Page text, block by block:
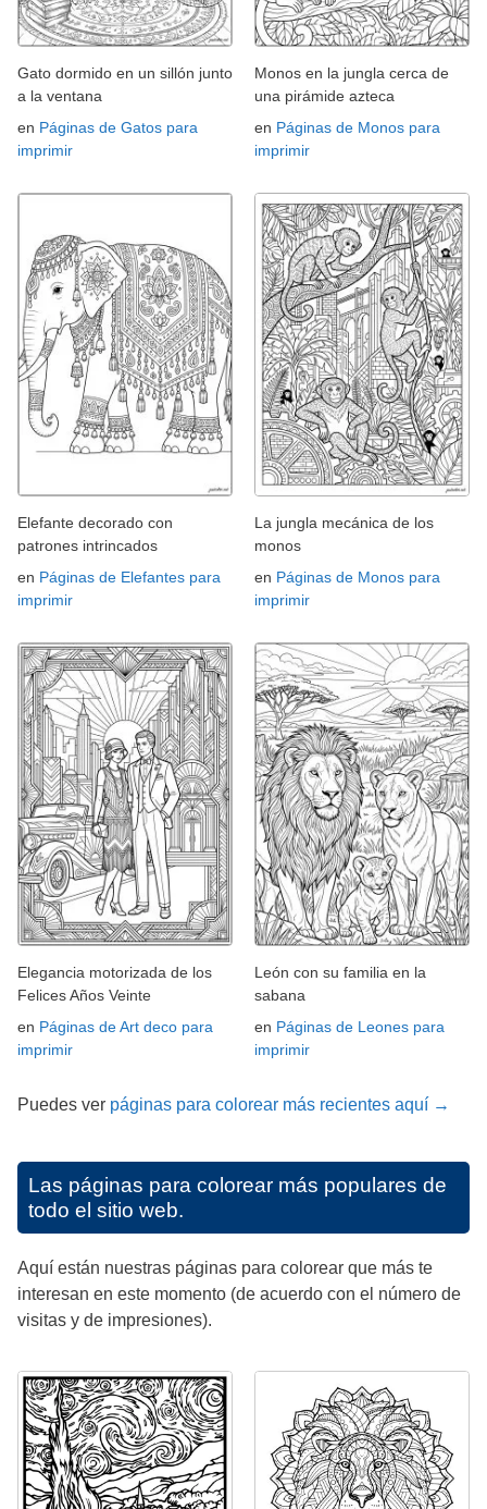
Gato dormido en un sillón junto
a la ventana
en Páginas de Gatos para
imprimir
Monos en la jungla cerca de
una pirámide azteca
en Páginas de Monos para
imprimir
Elefante decorado con
patrones intrincados
en Páginas de Elefantes para
imprimir
La jungla mecánica de los
monos
en Páginas de Monos para
imprimir
Elegancia motorizada de los
Felices Años Veinte
en Páginas de Art deco para
imprimir
León con su familia en la
sabana
en Páginas de Leones para
imprimir
Puedes ver páginas para colorear más recientes aquí →
Las páginas para colorear más populares de
todo el sitio web.
Aquí están nuestras páginas para colorear que más te
interesan en este momento (de acuerdo con el número de
visitas y de impresiones).